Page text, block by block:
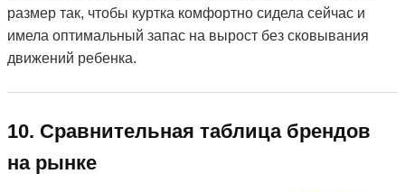
размер так, чтобы куртка комфортно сидела сейчас и
имела оптимальный запас на вырост без сковывания
движений ребенка.
10. Сравнительная таблица брендов
на рынке